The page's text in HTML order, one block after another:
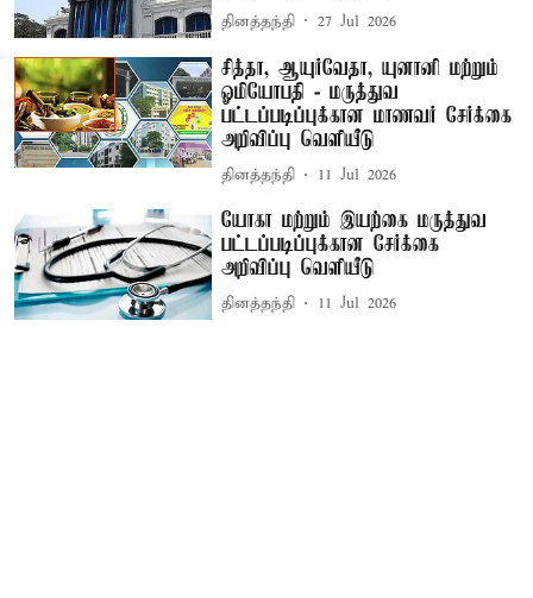
தினத்தந்தி 27 Jul 2026
சித்தா, ஆயுர்வேதா, யுனானி மற்றும்
ஓமியோபதி - மருத்துவ
பட்டப்படிப்புக்கான மாணவர் சேர்க்கை
அறிவிப்பு வெளியீடு
தினத்தந்தி 11 Jul 2026
யோகா மற்றும் இயற்கை மருத்துவ
பட்டப்படிப்புக்கான சேர்க்கை
அறிவிப்பு வெளியீடு
தினத்தந்தி 11 Jul 2026